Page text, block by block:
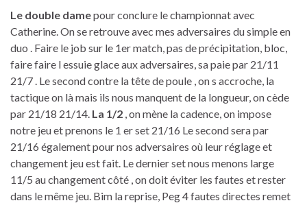
Le double damepour conclure le championnat avec
Catherine. On se retrouve avec mes adversaires du simple en
duo . Faire le job sur le 1er match, pas de précipitation, bloc,
faire faire l essuie glace aux adversaires, sa paie par 21/11
21/7 . Le second contre la tête de poule , on s accroche, la
tactique on là mais ils nous manquent de la longueur, on cède
par 21/18 21/14. La 1/2 , on mène la cadence, on impose
notre jeu et prenons le 1 er set 21/16 Le second sera par
21/16 également pour nos adversaires où leur réglage et
changement jeu est fait. Le dernier set nous menons large
11/5 au changement côté , on doit éviter les fautes et rester
dans le même jeu. Bim la reprise, Peg 4 fautes directes remet